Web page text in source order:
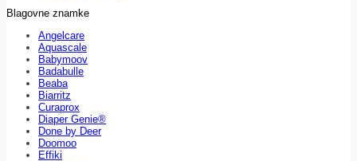
Blagovne znamke
Angelcare
Aquascale
Babymoov
Badabulle
Beaba
Biarritz
Curaprox
Diaper Genie®
Done by Deer
Doomoo
Effiki